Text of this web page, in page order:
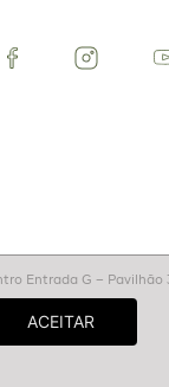
Entrada G – Pavilhão